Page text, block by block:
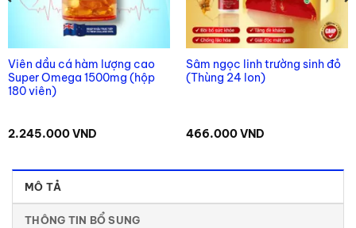
Viên dầu cá hàm lượng cao
Super Omega 1500mg (hộp
180 viên)
2.245.000VND
Sâm ngọc linh trường sinh đỏ
(Thùng 24 lon)
466.000VND
MÔ TẢ
THÔNG TIN BỔ SUNG